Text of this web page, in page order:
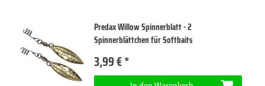
Predax Willow Spinnerblatt - 2
Spinnerblättchen für Softbaits
3,99 € *